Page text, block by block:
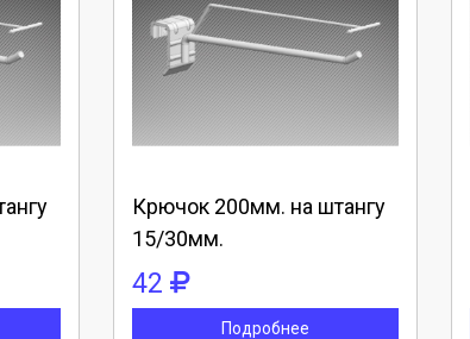
Крючок 200мм. на штангу
15/30мм.
42
Подробнее
Выберите количество: